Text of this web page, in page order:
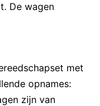
De wagen
met
opnames:
zijn van